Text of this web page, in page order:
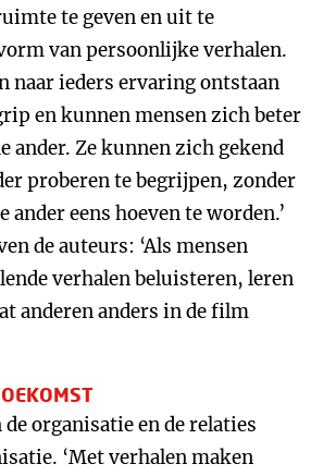
te geven en uit te
van persoonlijke verhalen.
naar ieders ervaring ontstaan
en kunnen mensen zich beter
ander. Ze kunnen zich gekend
proberen te begrijpen, zonder
ander eens hoeven te worden.’
de auteurs: ‘Als mensen
verhalen beluisteren, leren
anderen anders in de film
organisatie en de relaties
‘Met verhalen maken